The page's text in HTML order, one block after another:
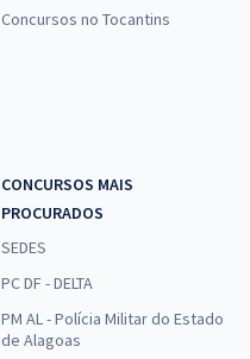
Concursos no Tocantins
CONCURSOS MAIS
PROCURADOS
SEDES
PC DF - DELTA
PM AL - Polícia Militar do Estado
de Alagoas